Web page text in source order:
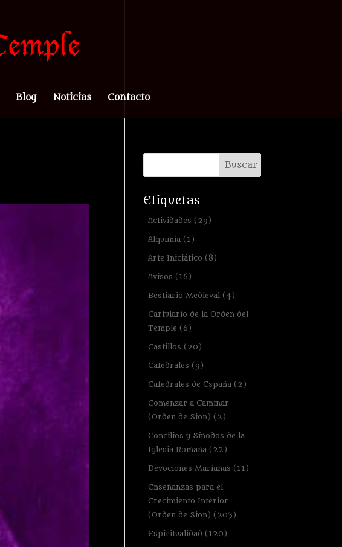
Blog Noticias Contacto
Etiquetas
Actividades (29)
Alquimia (1)
Arte Iniciático (8)
Avisos (16)
Bestiario Medieval (4)
Cartulario de la Orden del
Temple (6)
Castillos (20)
Catedrales (9)
Catedrales de España (2)
Comenzar a Caminar
(Orden de Sion) (2)
Concilios y Sínodos de la
Iglesia Romana (22)
Devociones Marianas (11)
Enseñanzas para el
Crecimiento Interior
(Orden de Sion) (203)
Espiritualidad (120)